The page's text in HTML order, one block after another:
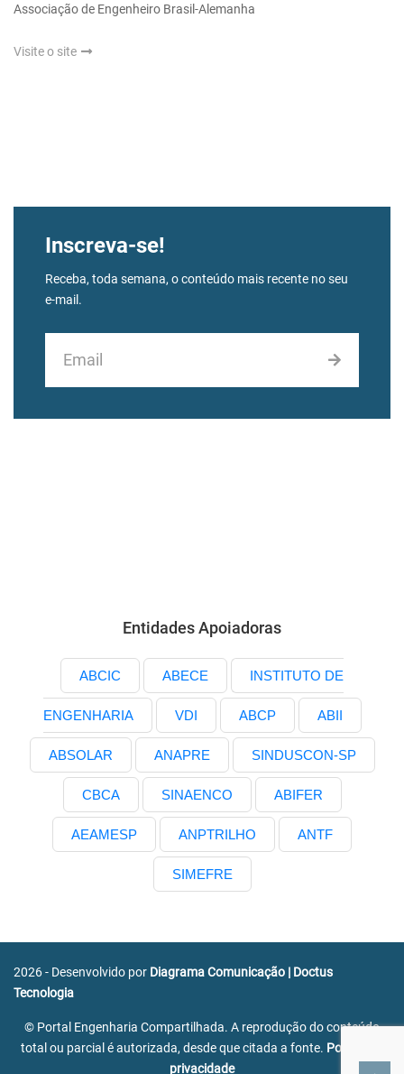
Associação de Engenheiro Brasil-Alemanha
Visite o site
Inscreva-se!
Receba, toda semana, o conteúdo mais recente no seu
e-mail.
Entidades Apoiadoras
ABCIC ABECE INSTITUTO DE
ENGENHARIA VDI ABCP ABII
ABSOLAR ANAPRE SINDUSCON-SP
CBCA SINAENCO ABIFER
AEAMESP ANPTRILHO ANTF
SIMEFRE
2026 - Desenvolvido por Diagrama Comunicação | Doctus
Tecnologia
© Portal Engenharia Compartilhada. A reprodução do conteúdo
total ou parcial é autorizada, desde que citada a fonte. Política de
privacidade